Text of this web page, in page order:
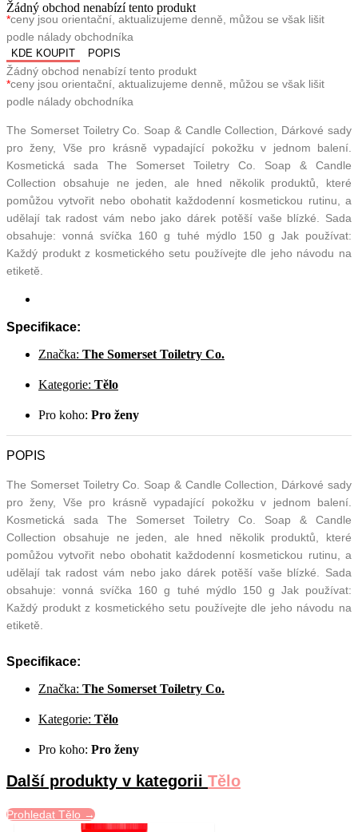
Žádný obchod nenabízí tento produkt
*ceny jsou orientační, aktualizujeme denně, můžou se však lišit
podle nálady obchodníka
KDE KOUPIT POPIS
Žádný obchod nenabízí tento produkt
*ceny jsou orientační, aktualizujeme denně, můžou se však lišit
podle nálady obchodníka
The Somerset Toiletry Co. Soap & Candle Collection, Dárkové sady
pro ženy, Vše pro krásně vypadající pokožku v jednom balení.
Kosmetická sada The Somerset Toiletry Co. Soap & Candle
Collection obsahuje ne jeden, ale hned několik produktů, které
pomůžou vytvořit nebo obohatit každodenní kosmetickou rutinu, a
udělají tak radost vám nebo jako dárek potěší vaše blízké. Sada
obsahuje: vonná svíčka 160 g tuhé mýdlo 150 g Jak používat:
Každý produkt z kosmetického setu používejte dle jeho návodu na
etiketě.
Specifikace:
Značka: The Somerset Toiletry Co.
Kategorie: Tělo
Pro koho: Pro ženy
POPIS
The Somerset Toiletry Co. Soap & Candle Collection, Dárkové sady
pro ženy, Vše pro krásně vypadající pokožku v jednom balení.
Kosmetická sada The Somerset Toiletry Co. Soap & Candle
Collection obsahuje ne jeden, ale hned několik produktů, které
pomůžou vytvořit nebo obohatit každodenní kosmetickou rutinu, a
udělají tak radost vám nebo jako dárek potěší vaše blízké. Sada
obsahuje: vonná svíčka 160 g tuhé mýdlo 150 g Jak používat:
Každý produkt z kosmetického setu používejte dle jeho návodu na
etiketě.
Specifikace:
Značka: The Somerset Toiletry Co.
Kategorie: Tělo
Pro koho: Pro ženy
Další produkty v kategorii Tělo
Prohledat Tělo →